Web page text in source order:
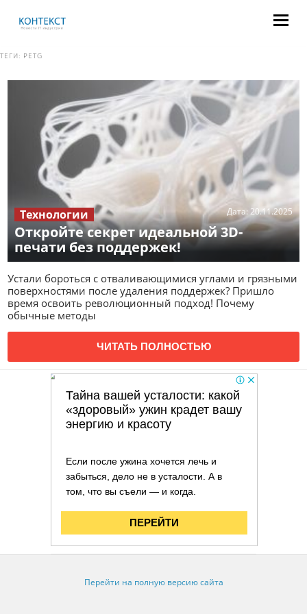
ТЕГИ: PETG
Откройте секрет идеальной 3D-
печати без поддержек!
Дата: 20.11.2025
Технологии
Устали бороться с отваливающимися углами и грязными
поверхностями после удаления поддержек? Пришло
время освоить революционный подход! Почему
обычные методы
ЧИТАТЬ ПОЛНОСТЬЮ
Перейти на полную версию сайта